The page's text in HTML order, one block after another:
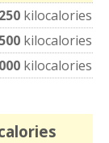
250 kilocalories
500 kilocalories
kilocalories